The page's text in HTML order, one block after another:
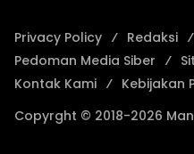
Privacy Policy Redaksi
Pedoman Media Siber
Kontak Kami
Kebijakan
Copyrght © 2018-2026